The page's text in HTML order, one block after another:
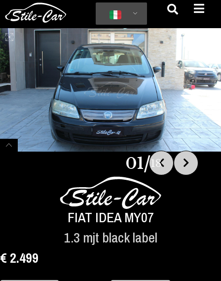
01/18
FIAT IDEA MY07
1.3 mjt black label
€ 2.499